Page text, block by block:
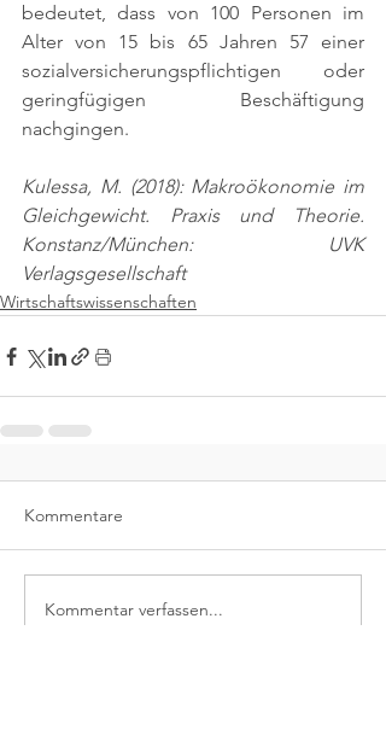
bedeutet, dass von 100 Personen im
Alter von 15 bis 65 Jahren 57 einer
sozialversicherungspflichtigen oder
geringfügigen Beschäftigung
nachgingen.
Kulessa, M. (2018): Makroökonomie im
Gleichgewicht. Praxis und Theorie.
Konstanz/München: UVK
Verlagsgesellschaft
Wirtschaftswissenschaften
Kommentare
Kommentar verfassen...